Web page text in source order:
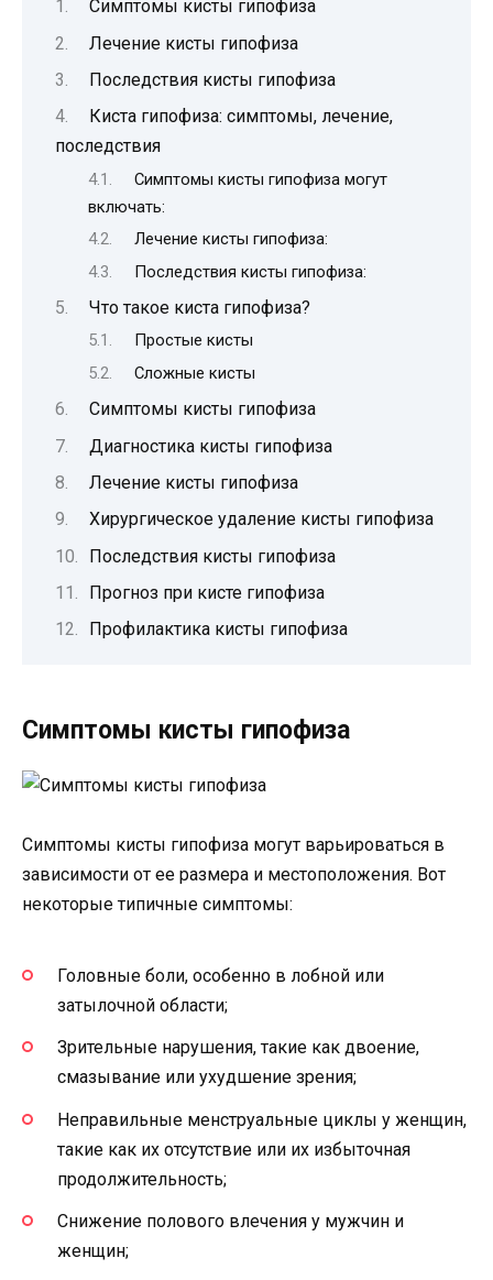
Симптомы кисты гипофиза
Лечение кисты гипофиза
Последствия кисты гипофиза
Киста гипофиза: симптомы, лечение,
последствия
Симптомы кисты гипофиза могут
включать:
Лечение кисты гипофиза:
Последствия кисты гипофиза:
Что такое киста гипофиза?
Простые кисты
Сложные кисты
Симптомы кисты гипофиза
Диагностика кисты гипофиза
Лечение кисты гипофиза
Хирургическое удаление кисты гипофиза
Последствия кисты гипофиза
Прогноз при кисте гипофиза
Профилактика кисты гипофиза
Симптомы кисты гипофиза
Симптомы кисты гипофиза могут варьироваться в
зависимости от ее размера и местоположения. Вот
некоторые типичные симптомы:
Головные боли, особенно в лобной или
затылочной области;
Зрительные нарушения, такие как двоение,
смазывание или ухудшение зрения;
Неправильные менструальные циклы у женщин,
такие как их отсутствие или их избыточная
продолжительность;
Снижение полового влечения у мужчин и
женщин;